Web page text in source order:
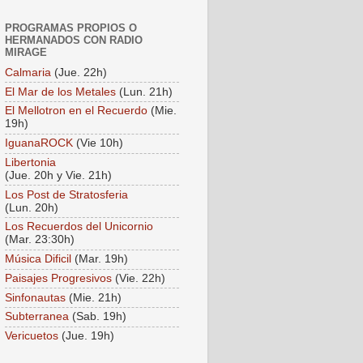
PROGRAMAS PROPIOS O
HERMANADOS CON RADIO
MIRAGE
Calmaria (Jue. 22h)
El Mar de los Metales (Lun. 21h)
El Mellotron en el Recuerdo (Mie.
19h)
IguanaROCK (Vie 10h)
Libertonia
(Jue. 20h y Vie. 21h)
Los Post de Stratosferia
(Lun. 20h)
Los Recuerdos del Unicornio
(Mar. 23:30h)
Música Dificil (Mar. 19h)
Paisajes Progresivos (Vie. 22h)
Sinfonautas (Mie. 21h)
Subterranea (Sab. 19h)
Vericuetos (Jue. 19h)